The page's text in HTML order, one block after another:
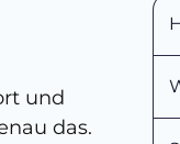
und
das.